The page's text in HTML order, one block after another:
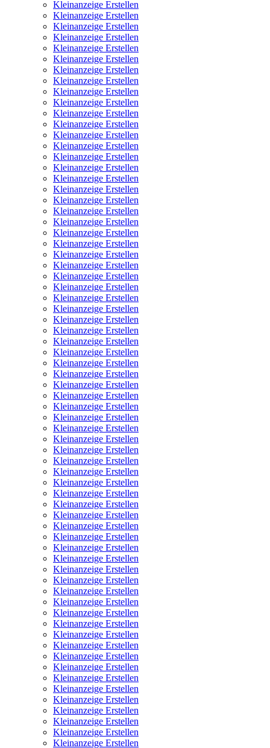
Kleinanzeige Erstellen
Kleinanzeige Erstellen
Kleinanzeige Erstellen
Kleinanzeige Erstellen
Kleinanzeige Erstellen
Kleinanzeige Erstellen
Kleinanzeige Erstellen
Kleinanzeige Erstellen
Kleinanzeige Erstellen
Kleinanzeige Erstellen
Kleinanzeige Erstellen
Kleinanzeige Erstellen
Kleinanzeige Erstellen
Kleinanzeige Erstellen
Kleinanzeige Erstellen
Kleinanzeige Erstellen
Kleinanzeige Erstellen
Kleinanzeige Erstellen
Kleinanzeige Erstellen
Kleinanzeige Erstellen
Kleinanzeige Erstellen
Kleinanzeige Erstellen
Kleinanzeige Erstellen
Kleinanzeige Erstellen
Kleinanzeige Erstellen
Kleinanzeige Erstellen
Kleinanzeige Erstellen
Kleinanzeige Erstellen
Kleinanzeige Erstellen
Kleinanzeige Erstellen
Kleinanzeige Erstellen
Kleinanzeige Erstellen
Kleinanzeige Erstellen
Kleinanzeige Erstellen
Kleinanzeige Erstellen
Kleinanzeige Erstellen
Kleinanzeige Erstellen
Kleinanzeige Erstellen
Kleinanzeige Erstellen
Kleinanzeige Erstellen
Kleinanzeige Erstellen
Kleinanzeige Erstellen
Kleinanzeige Erstellen
Kleinanzeige Erstellen
Kleinanzeige Erstellen
Kleinanzeige Erstellen
Kleinanzeige Erstellen
Kleinanzeige Erstellen
Kleinanzeige Erstellen
Kleinanzeige Erstellen
Kleinanzeige Erstellen
Kleinanzeige Erstellen
Kleinanzeige Erstellen
Kleinanzeige Erstellen
Kleinanzeige Erstellen
Kleinanzeige Erstellen
Kleinanzeige Erstellen
Kleinanzeige Erstellen
Kleinanzeige Erstellen
Kleinanzeige Erstellen
Kleinanzeige Erstellen
Kleinanzeige Erstellen
Kleinanzeige Erstellen
Kleinanzeige Erstellen
Kleinanzeige Erstellen
Kleinanzeige Erstellen
Kleinanzeige Erstellen
Kleinanzeige Erstellen
Kleinanzeige Erstellen